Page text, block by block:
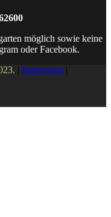
möglich sowie keine
oder Facebook.
| Impressum |